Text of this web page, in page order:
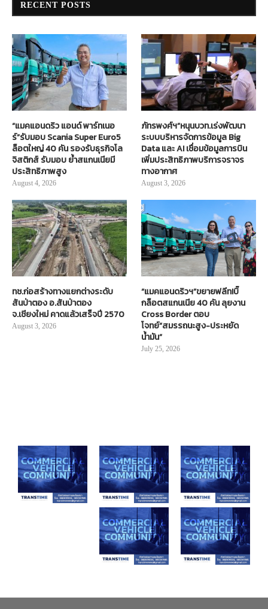
RECENT POSTS
“แมคแอนดริว แอนด์ พาร์ทเนอ
ร์”รับมอบ Scania Super Euro5
ล็อตใหญ่ 40 คัน รองรับธุรกิจโล
จิสติกส์ รับมอบ ย้ำสแกนเนียมี
ประสิทธิภาพสูง
August 4, 2026
ภัทรพงศ์ฯ”หนุนบวท.เร่งพัฒนา
ระบบบริหารจัดการข้อมูล Big
Data และ AI เชื่อมข้อมูลการบิน
เพิ่มประสิทธิภาพบริการจราจร
ทางอากาศ
August 3, 2026
ทช.ก่อสร้างทางแยกต่างระดับ
สันป่าตอง อ.สันป่าตอง
จ.เชียงใหม่ คาดแล้วเสร็จปี 2570
August 3, 2026
“แมคแอนดริวฯ”ขยายฟลีท!บิ๊
กล็อตสแกนเนีย 40 คัน ลุยงาน
Cross Border ตอบ
โจทย์“สมรรถนะสูง-ประหยัด
น้ำมัน”
July 25, 2026